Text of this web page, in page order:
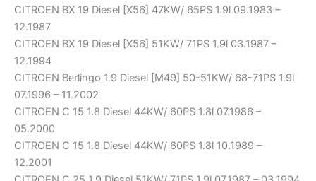
CITROEN BX 19 Diesel [X56] 47KW/ 65PS 1.9l 09.1983 –
12.1987
CITROEN BX 19 Diesel [X56] 51KW/ 71PS 1.9l 03.1987 –
12.1994
CITROEN Berlingo 1.9 Diesel [M49] 50-51KW/ 68-71PS 1.9l
07.1996 – 11.2002
CITROEN C 15 1.8 Diesel 44KW/ 60PS 1.8l 07.1986 –
05.2000
CITROEN C 15 1.8 Diesel 44KW/ 60PS 1.8l 10.1989 –
12.2001